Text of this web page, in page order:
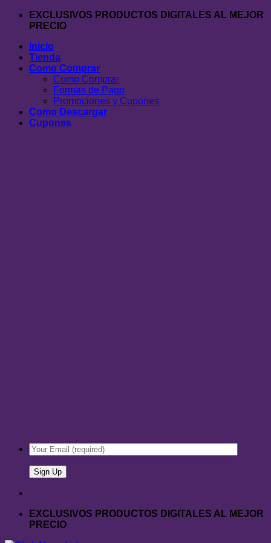
Saltar
EXCLUSIVOS PRODUCTOS DIGITALES AL MEJOR
PRECIO
Inicio
Tienda
Como Comprar
Como Comprar
Formas de Pago
Promociones y Cupones
Como Descargar
Cupones
EXCLUSIVOS PRODUCTOS DIGITALES AL MEJOR
PRECIO